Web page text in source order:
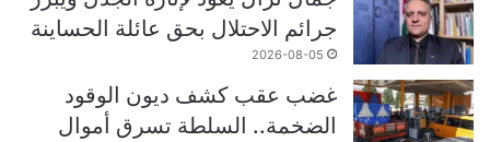
جرائم الاحتلال بحق عائلة الحساينة
2026-08-05
غضب عقب كشف ديون الوقود
الضخمة.. السلطة تسرق أموال